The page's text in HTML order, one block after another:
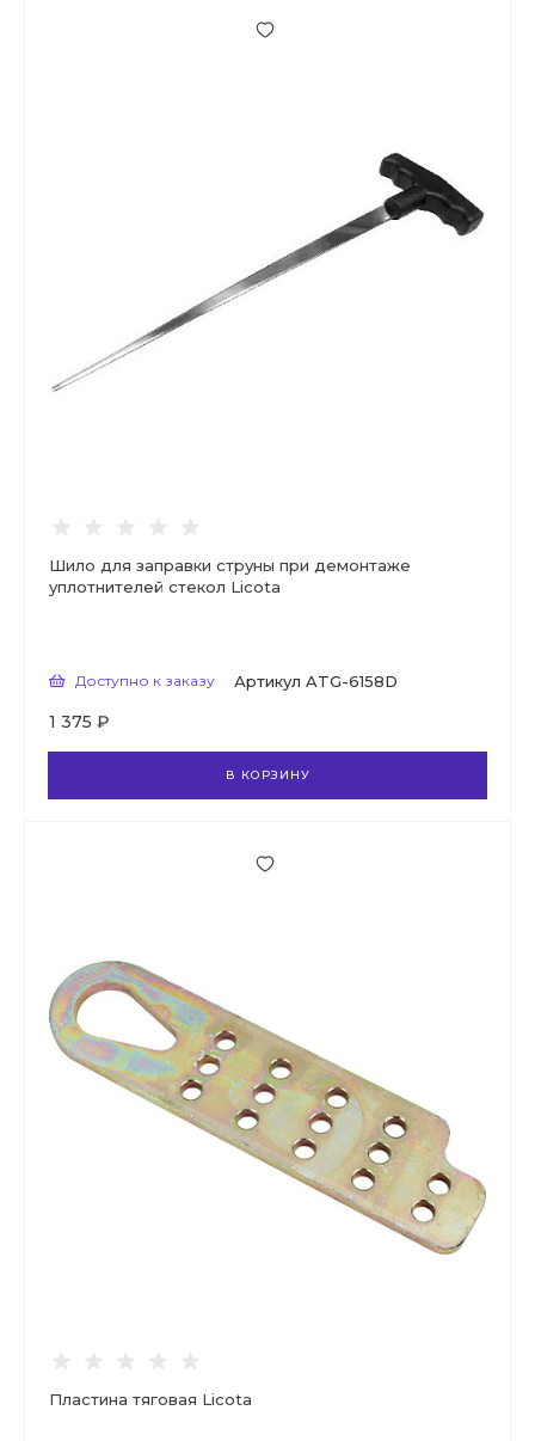
Шило для заправки струны при демонтаже
уплотнителей стекол Licota
Доступно к заказу Артикул ATG-6158D
1 375 ₽
В КОРЗИНУ
Пластина тяговая Licota